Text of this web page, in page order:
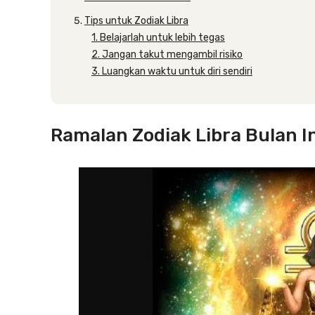
Tips untuk Zodiak Libra
1. Belajarlah untuk lebih tegas
2. Jangan takut mengambil risiko
3. Luangkan waktu untuk diri sendiri
Ramalan Zodiak Libra Bulan